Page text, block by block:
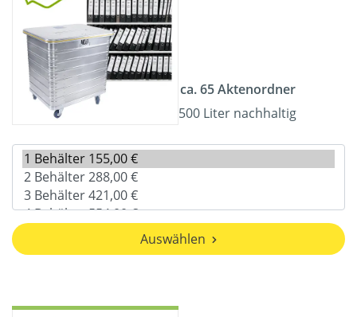
ca. 65 Aktenordner
500 Liter nachhaltig
Auswählen